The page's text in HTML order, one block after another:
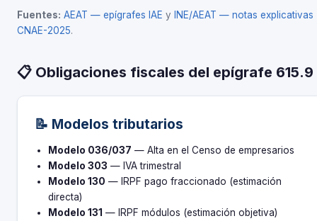
Fuentes: AEAT — epígrafes IAE y
INE/AEAT — notas explicativas
CNAE-2025.
📋 Obligaciones fiscales del epígrafe 615.9
📝 Modelos tributarios
Modelo 036/037 — Alta en el Censo de empresarios
Modelo 303 — IVA trimestral
Modelo 130 — IRPF pago fraccionado (estimación
directa)
Modelo 131 — IRPF módulos (estimación objetiva)